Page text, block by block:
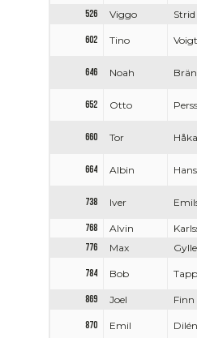
526 Viggo Strid
602 Tino
646 Noah
652 Otto
660 Tor
664 Albin
738 Iver
768 Alvin
776
Max
784 Bob
869 Joel Finn
870 Emil Dilén